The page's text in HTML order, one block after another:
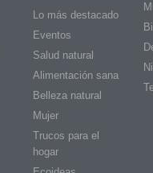
Lo más destacado
Eventos
Salud natural
Alimentación sana
Belleza natural
Mujer
Trucos para el
hogar